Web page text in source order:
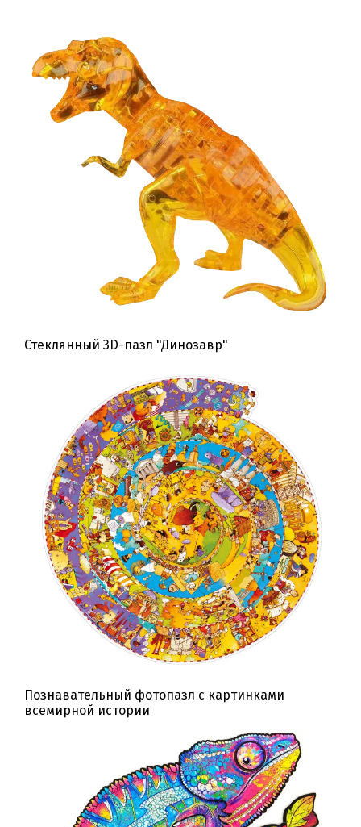
Стеклянный 3D-пазл "Динозавр"
Познавательный фотопазл с картинками
всемирной истории